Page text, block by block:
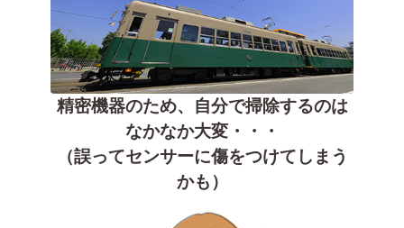
精密機器のため、自分で掃除するのは
なかなか大変・・・
（誤ってセンサーに傷をつけてしまう
かも）